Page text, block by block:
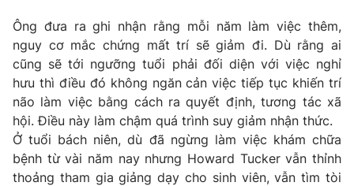
Photo Infographic
Video Shorts video
VTV Money VTV Thể thao
VTV Sức khoẻ Bất động sản
Ông đưa ra ghi nhận rằng mỗi năm làm việc thêm,
nguy cơ mắc chứng mất trí sẽ giảm đi. Dù rằng ai
cũng sẽ tới ngưỡng tuổi phải đối diện với việc nghỉ
hưu thì điều đó không ngăn cản việc tiếp tục khiến trí
não làm việc bằng cách ra quyết định, tương tác xã
hội. Điều này làm chậm quá trình suy giảm nhận thức.
Ở tuổi bách niên, dù đã ngừng làm việc khám chữa
bệnh từ vài năm nay nhưng Howard Tucker vẫn thỉnh
thoảng tham gia giảng dạy cho sinh viên, vẫn tìm tòi